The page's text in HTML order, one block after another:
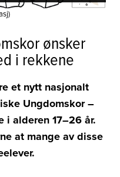
ønsker
i rekkene
et nytt nasjonalt
Ungdomskor –
i alderen 17–26 år.
at mange av disse